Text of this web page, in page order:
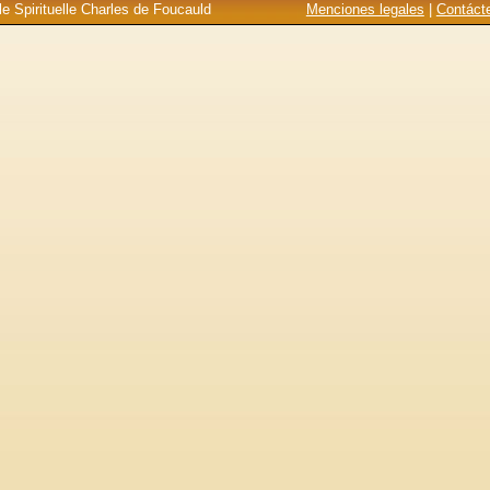
Menciones legales
Spirituelle Charles de Foucauld